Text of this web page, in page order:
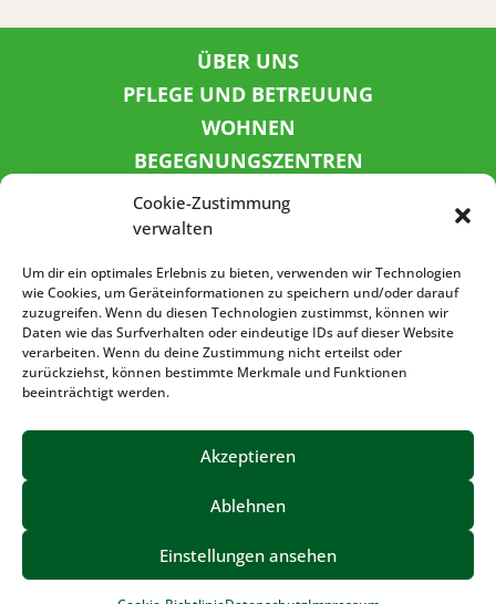
Cookie-Zustimmung
verwalten
Um dir ein optimales Erlebnis zu bieten, verwenden wir Technologien
wie Cookies, um Geräteinformationen zu speichern und/oder darauf
zuzugreifen. Wenn du diesen Technologien zustimmst, können wir
Daten wie das Surfverhalten oder eindeutige IDs auf dieser Website
verarbeiten. Wenn du deine Zustimmung nicht erteilst oder
zurückziehst, können bestimmte Merkmale und Funktionen
beeinträchtigt werden.
Akzeptieren
Ablehnen
Einstellungen ansehen
ÜBER UNS
PFLEGE UND BETREUUNG
WOHNEN
BEGEGNUNGSZENTREN
KINDER UND JUGEND
KONTAKT
SPENDENKONTO
Sozialbank
IBAN: DE72 3702 0500 0001 5520 00
IMPRESSUM
BARRIEREFREIHEIT